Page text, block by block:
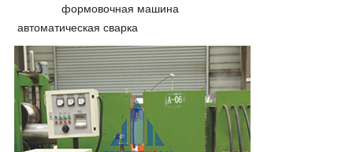
формовочная машина
автоматическая сварка